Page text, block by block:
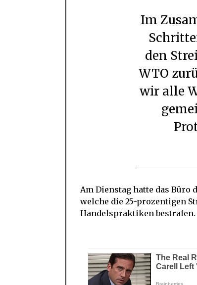
Im Zusammenhang mit diesen falschen
den
WTO
wir alle
Am Dienstag hatte das Büro
welche die 25-prozentigen
Handelspraktiken bestrafen.